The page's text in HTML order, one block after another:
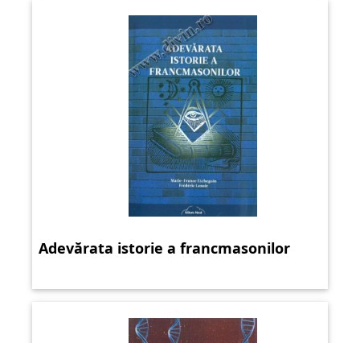
Adevărata istorie a francmasonilor